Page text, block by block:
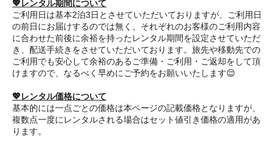
💖レンタル期間について
ご利用日は基本2泊3日とさせていただいておりますが、ご利用日
の前日にお届けするのでは無く、それぞれのお客様のご利用内容
に合わせた前後に余裕を持ったレンタル期間を設定させていただ
き、配送手続きをさせていただいております。旅先や移動先での
ご利用でも安心して余裕のあるご準備・ご利用・ご返却をして頂
けますので、なるべく早めにご予約をお願いいたします😌
💖レンタル価格について
基本的には一点ごとの価格は本ページの記載価格となりますが、
複数点一度にレンタルされる場合はセット値引き価格の適用があ
ります。